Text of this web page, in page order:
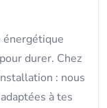
énergétique
durer. Chez
: nous
à tes